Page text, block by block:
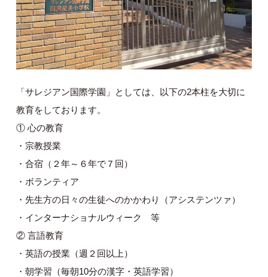
「サレジアン国際学園」としては、以下の2本柱を大切に
教育をしております。
① 心の教育
・宗教授業
・合宿（２年～６年で７回）
・ボランティア
・先生方の日々の生徒へのかかわり（アシステンツァ）
・インターナショナルウィーク 等
② 言語教育
・英語の授業（週２回以上）
・朝学習（毎朝10分の漢字・英語学習）